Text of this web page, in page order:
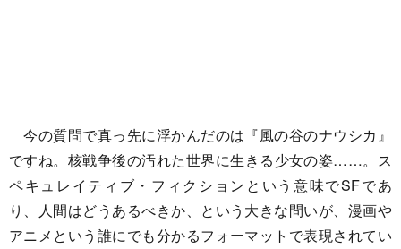
今の質問で真っ先に浮かんだのは『風の谷のナウシカ』
ですね。核戦争後の汚れた世界に生きる少女の姿……。ス
ペキュレイティブ・フィクションという意味でSFであ
り、人間はどうあるべきか、という大きな問いが、漫画や
アニメという誰にでも分かるフォーマットで表現されてい